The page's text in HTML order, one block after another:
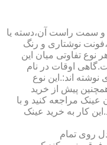
و سمت راست آن،دسته یا
نوشتاری و رنگ
نوع تفاوتی میان این
اوقات در نام
نوشته اند:.این نوع
پیش از خرید
عینک مراجعه کنید و با
کار به خرید عینک
روی تمام